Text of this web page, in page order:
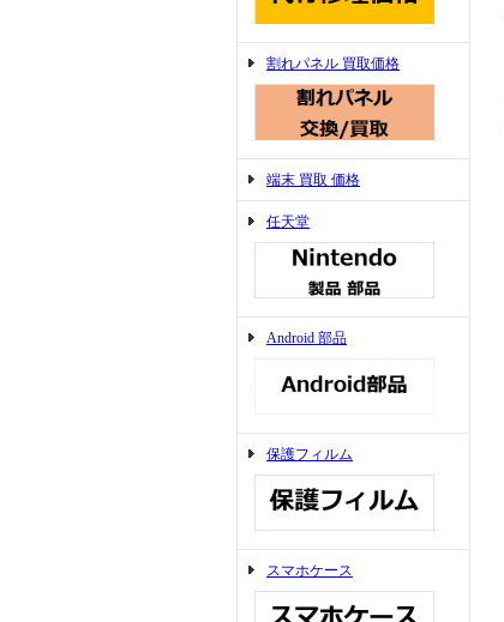
割れパネル 買取価格
端末 買取 価格
任天堂
Android 部品
保護フィルム
スマホケース